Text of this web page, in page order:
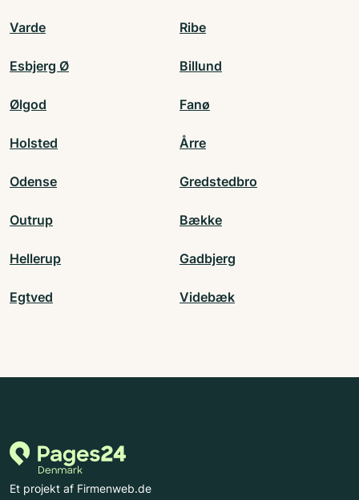
Varde Ribe
Esbjerg Ø Billund
Ølgod Fanø
Holsted Årre
Odense Gredstedbro
Outrup Bække
Hellerup Gadbjerg
Egtved Videbæk
Et projekt af Firmenweb.de